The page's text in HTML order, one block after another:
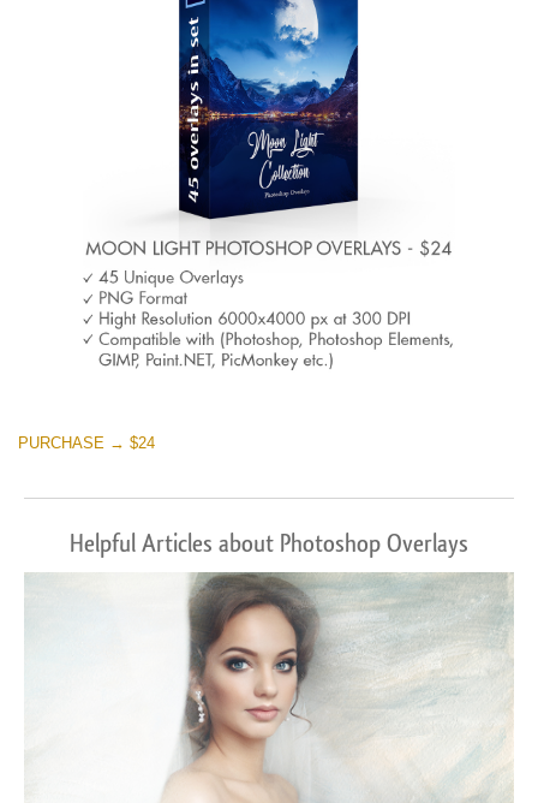
PURCHASE → $24
Helpful Articles about Photoshop Overlays